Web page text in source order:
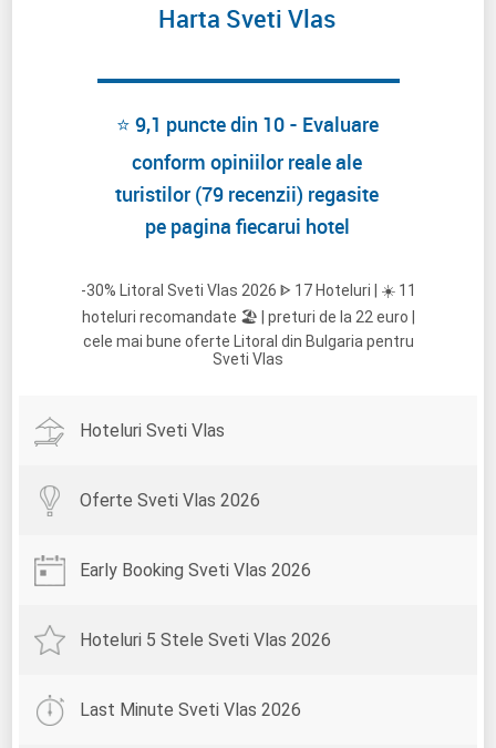
Harta Sveti Vlas
⭐ 9,1 puncte din 10 - Evaluare
conform opiniilor reale ale
turistilor (79 recenzii) regasite
pe pagina fiecarui hotel
-30% Litoral Sveti Vlas 2026 ᐈ 17 Hoteluri | ☀️ 11
hoteluri recomandate 🏖️ | preturi de la 22 euro |
cele mai bune oferte Litoral din Bulgaria pentru
Sveti Vlas
Hoteluri Sveti Vlas
Oferte Sveti Vlas 2026
Early Booking Sveti Vlas 2026
Hoteluri 5 Stele Sveti Vlas 2026
Last Minute Sveti Vlas 2026